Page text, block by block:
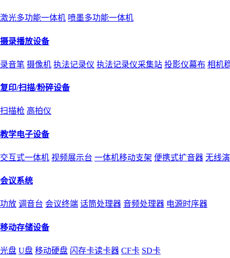
激光多功能一体机 喷墨多功能一体机
摄录播放设备
录音笔 摄像机 执法记录仪 执法记录仪采集站 投影仪幕布 相机
复印/扫描/粉碎设备
扫描枪 高拍仪
教学电子设备
交互式一体机 视频展示台 一体机移动支架 便携式扩音器 无线
会议系统
功放 调音台 会议终端 话筒处理器 音频处理器 电源时序器
移动存储设备
光盘 U盘 移动硬盘 闪存卡读卡器 CF卡 SD卡